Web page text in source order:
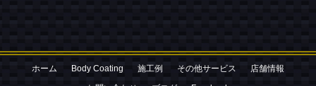
お気軽にお電話ください
080-3052-2427
お問い合わせはこちら
ホーム Body Coating 施工例 その他サービス
店舗情報